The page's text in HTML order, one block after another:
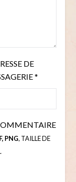
DE
*
PNG, TAILLE DE